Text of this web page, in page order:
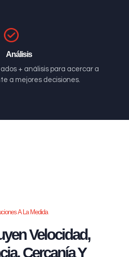
Análisis
+ análisis para acercar a
a mejores decisiones.
A La Medida
Velocidad,
Cercanía Y